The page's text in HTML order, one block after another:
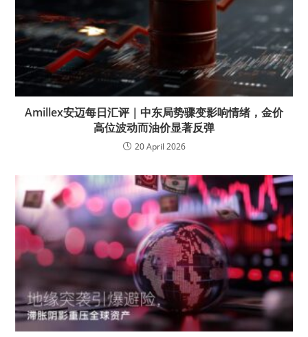
Amillex安迈每日汇评｜中东局势骤变影响情绪，金价
高位波动而油价显著反弹
20 April 2026